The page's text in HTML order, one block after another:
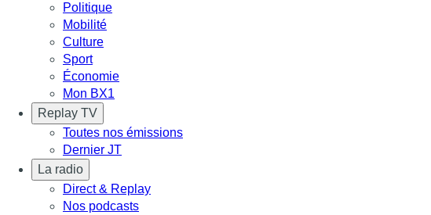
Politique
Mobilité
Culture
Sport
Économie
Mon BX1
Replay TV
Toutes nos émissions
Dernier JT
La radio
Direct & Replay
Nos podcasts